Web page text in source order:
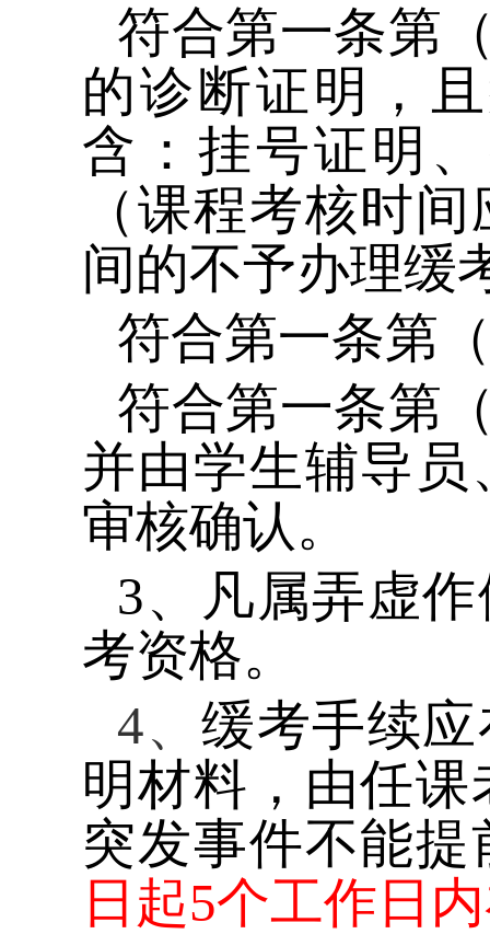
符合第一条第
的诊断证明，
含：挂号证明
（课程考核时
间的不予办理缓
符合第一条第
符合第一条第
并由学生辅导
审核确认。
3、凡属弄虚
考资格。
4、缓考手续
明材料，由任
突发事件不能
日起5个工作日